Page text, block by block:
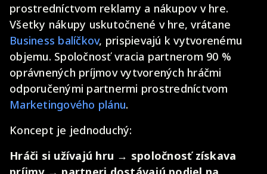
prostredníctvom reklamy a nákupov v hre.
Všetky nákupy uskutočnené v hre, vrátane
Business balíčkov, prispievajú k vytvorenému
objemu. Spoločnosť vracia partnerom 90 %
oprávnených príjmov vytvorených hráčmi
odporučenými partnermi prostredníctvom
Marketingového plánu.
Koncept je jednoduchý:
Hráči si užívajú hru → spoločnosť získava